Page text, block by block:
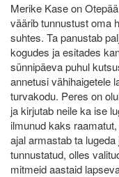
Merike Kase on
väärib tunnustust oma
suhtes. Ta panustab
kogudes ja esitades
sünnipäeva puhul
annetusi vähihaigetele
turvakodu. Peres on
ja kirjutab neile ka ise
ilmunud kaks
ajal armastab ta
tunnustatud, olles
mitmeid aastaid